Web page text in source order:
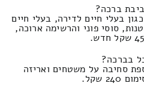
ברכה?
בעלי חיים לדירה, בעלי חיים
סוסי פוני והרשימה ארוכה,
בברכה?
סחיבה על משטחים ואריזה